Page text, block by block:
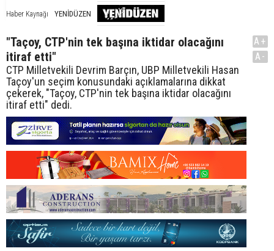
Haber Kaynağı YENİDÜZEN
"Taçoy, CTP'nin tek başına iktidar olacağını
itiraf etti"
CTP Milletvekili Devrim Barçın, UBP Milletvekili Hasan
Taçoy'un seçim konusundaki açıklamalarına dikkat
çekerek, "Taçoy, CTP'nin tek başına iktidar olacağını
itiraf etti" dedi.
A+
A-